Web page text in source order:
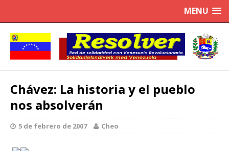
MENU
Chávez: La historia y el pueblo
nos absolverán
5 de febrero de 2007 Cheo